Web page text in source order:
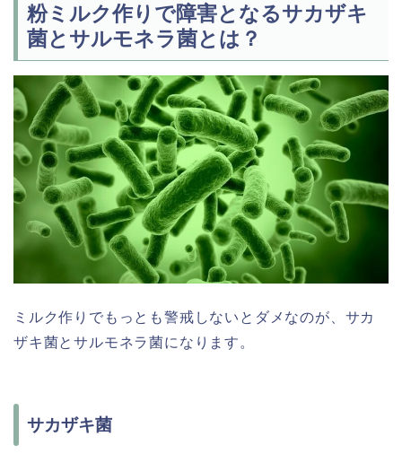
粉ミルク作りで障害となるサカザキ
菌とサルモネラ菌とは？
ミルク作りでもっとも警戒しないとダメなのが、サカ
ザキ菌とサルモネラ菌になります。
サカザキ菌